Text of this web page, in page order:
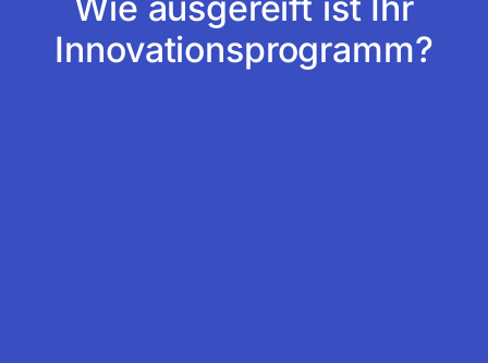
Innovationsprogramm?